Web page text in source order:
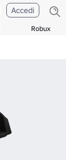
Robux
Accedi